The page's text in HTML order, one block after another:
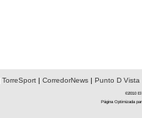
TorreSport| CorredorNews| Punto D Vista
©2010 El
Página Optimizada